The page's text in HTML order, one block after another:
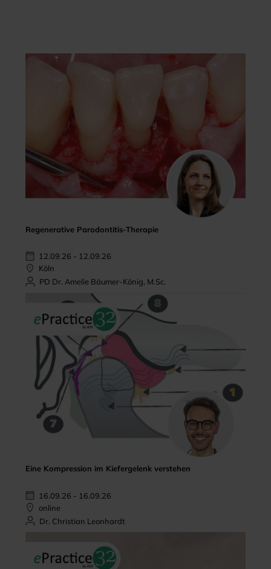
Regenerative Parodontitis-Therapie
12.09.26 - 12.09.26
Köln
PD Dr. Amelie Bäumer-König, M.Sc.
Eine Kompression im Kiefergelenk verstehen
16.09.26 - 16.09.26
online
Dr. Christian Leonhardt